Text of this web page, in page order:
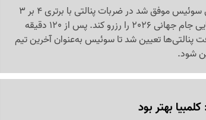
در ماراتنی نفس‌گیر و تماشایی، تیم ملی سوئیس موفق شد در ضربات پنالتی با برتری 4 بر 3
مقابل کلمبیا، بلیت مرحله یک‌چهارم نهایی جام جهانی 2026 را رزرو کند. پس از 120 دقیقه
تعیین شد تا سوئیس به‌عنوان آخرین تیم
شود.
بهتر بود